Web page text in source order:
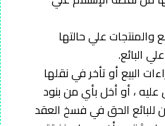
والمنتجات علي حالتها
البائع.
البيع أو تأخر في نقلها
، أو أخل بأي من بنود
للبائع الحق في فسخ العقد